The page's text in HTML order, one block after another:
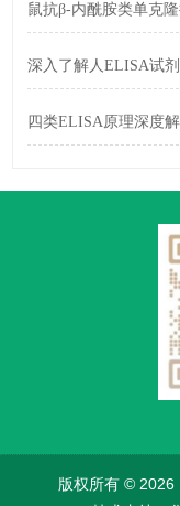
鼠抗β-内酰胺类单克
深入了解人ELISA试
四类ELISA原理深度
版权所有 © 2026